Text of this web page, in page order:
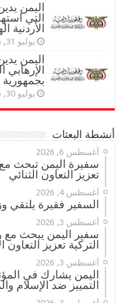
اليمن
التي
الأردنية
يوليو 31, 2026
اليمن
يوليو 30, 2026
أنشطة البعثات
أغسطس 6, 2026
سفيرة اليمن تبحث
تعزيز التعاون الثنائي
أغسطس 4, 2026
السفير فقيرة يلتقي
أغسطس 3, 2026
سفير اليمن يبحث
التركية تعزيز التعاون
أغسطس 3, 2026
اليمن يشارك في
التمييز ضد الإسلام